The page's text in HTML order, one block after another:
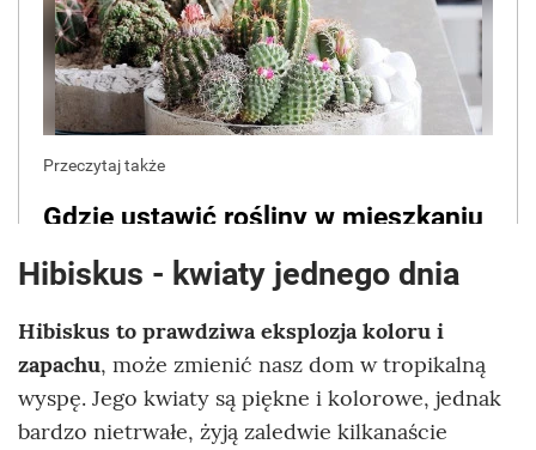
Hibiskus - kwiaty jednego dnia
Hibiskus to prawdziwa eksplozja koloru i
zapachu, może zmienić nasz dom w tropikalną
wyspę. Jego kwiaty są piękne i kolorowe, jednak
bardzo nietrwałe, żyją zaledwie kilkanaście